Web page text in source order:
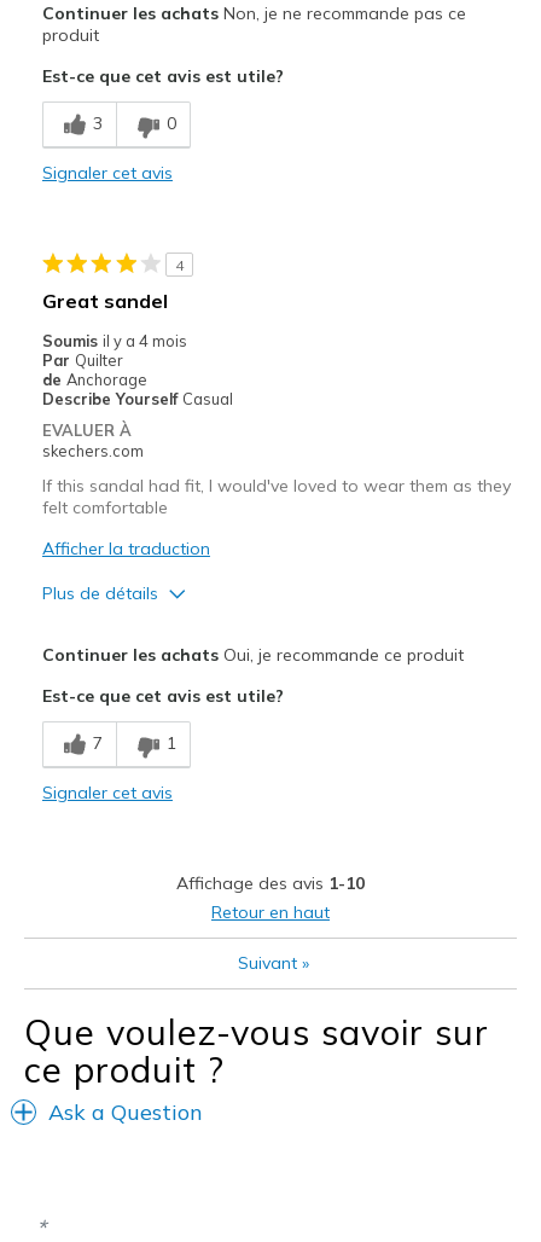
Correspond bien à la photo
Entrée et sortie faciles
Respire bien
Le contre
Taille
Largeur
Continuer les achatsNon, je ne recommande pas ce
produit
Est-ce que cet avis est utile?
3 0
Signaler cet avis
4
Great sandel
Soumis il y a 4 mois
Par Quilter
de Anchorage
Describe Yourself Casual
EVALUER À
skechers.com
If this sandal had fit, I would've loved to wear them as they
felt comfortable
Afficher la traduction
Plus de détails
Les meilleures utilisations
Travel
Shoes are for Wearing
Continuer les achatsOui, je recommande ce produit
Est-ce que cet avis est utile?
7 1
Signaler cet avis
Affichage des avis 1-10
Retour en haut
Suivant »
Que voulez-vous savoir sur
ce produit ?
Ask a Question